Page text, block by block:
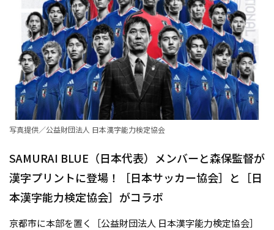
写真提供／公益財団法人 日本漢字能力検定協会
SAMURAI BLUE（日本代表）メンバーと森保監督が
漢字プリントに登場！［日本サッカー協会］と［日
本漢字能力検定協会］がコラボ
京都市に本部を置く［公益財団法人 日本漢字能力検定協会］